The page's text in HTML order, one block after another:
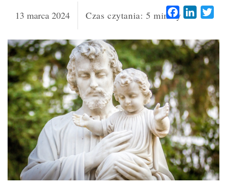
13 marca 2024 Czas czytania: 5 minuty Facebook